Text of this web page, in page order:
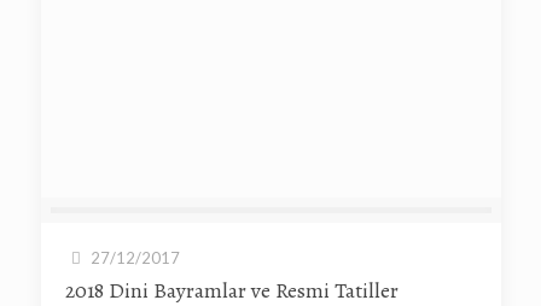
27/12/2017
2018 Dini Bayramlar ve Resmi Tatiller